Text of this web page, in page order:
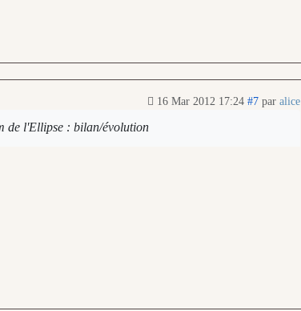
16 Mar 2012 17:24 #7 par alice
de l'Ellipse : bilan/évolution